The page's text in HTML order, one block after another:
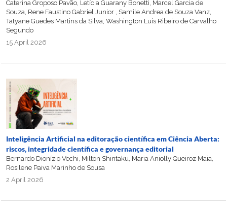
Caterina Groposo Pavão, Letícia Guarany Bonetti, Marcel Garcia de
Souza, Rene Faustino Gabriel Junior , Samile Andrea de Souza Vanz,
Tatyane Guedes Martins da Silva, Washington Luís Ribeiro de Carvalho
Segundo
15 April 2026
Inteligência Artificial na editoração científica em Ciência Aberta:
riscos, integridade científica e governança editorial
Bernardo Dionízio Vechi, Milton Shintaku, Maria Aniolly Queiroz Maia,
Rosilene Paiva Marinho de Sousa
2 April 2026